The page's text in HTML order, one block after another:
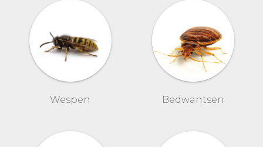
Wespen Bedwantsen